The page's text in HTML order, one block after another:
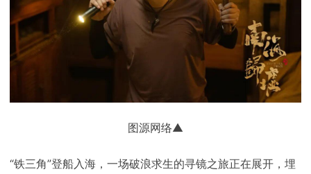
图源网络▲
“铁三角”登船入海，一场破浪求生的寻镜之旅正在展开，埋